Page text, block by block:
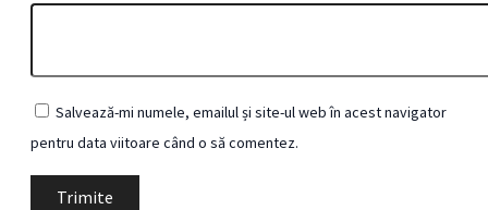
Salvează-mi numele, emailul și site-ul web în acest navigator
pentru data viitoare când o să comentez.